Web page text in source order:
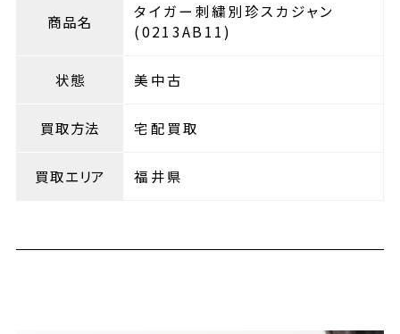
商品名
タイガー刺繍別珍スカジャン
(0213AB11)
状態 美中古
買取方法 宅配買取
買取エリア 福井県